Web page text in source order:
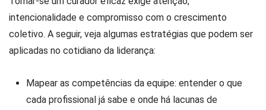
intencionalidade e compromisso com o crescimento
coletivo. A seguir, veja algumas estratégias que podem ser
aplicadas no cotidiano da liderança:
Mapear as competências da equipe: entender o que
cada profissional já sabe e onde há lacunas de